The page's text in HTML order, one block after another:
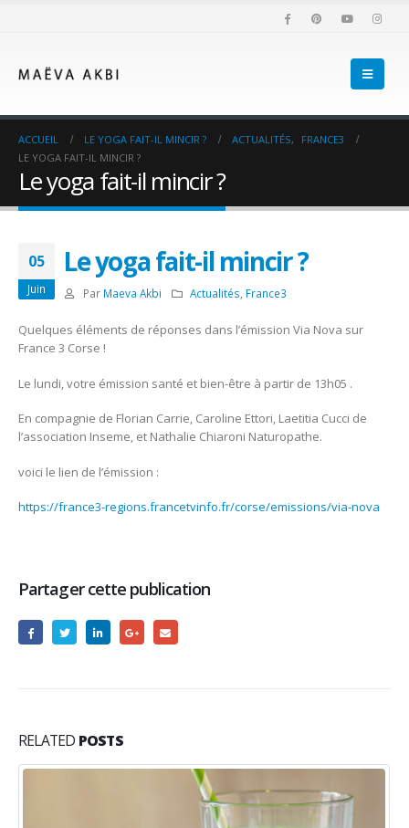
ACCUEIL LE YOGA FAIT-IL MINCIR ? ACTUALITÉS,
FRANCE3
LE YOGA FAIT-IL MINCIR ?
Le yoga fait-il mincir ?
05
Juin
Le yoga fait-il mincir ?
Par Maeva Akbi Actualités France3
Quelques éléments de réponses dans l’émission Via Nova sur
France 3 Corse !
Le lundi, votre émission santé et bien-être à partir de 13h05 .
En compagnie de Florian Carrie, Caroline Ettori, Laetitia Cucci de
l’association Inseme, et Nathalie Chiaroni Naturopathe.
voici le lien de l’émission :
https://france3-regions.francetvinfo.fr/corse/emissions/via-nova
Partager cette publication
RELATED POSTS